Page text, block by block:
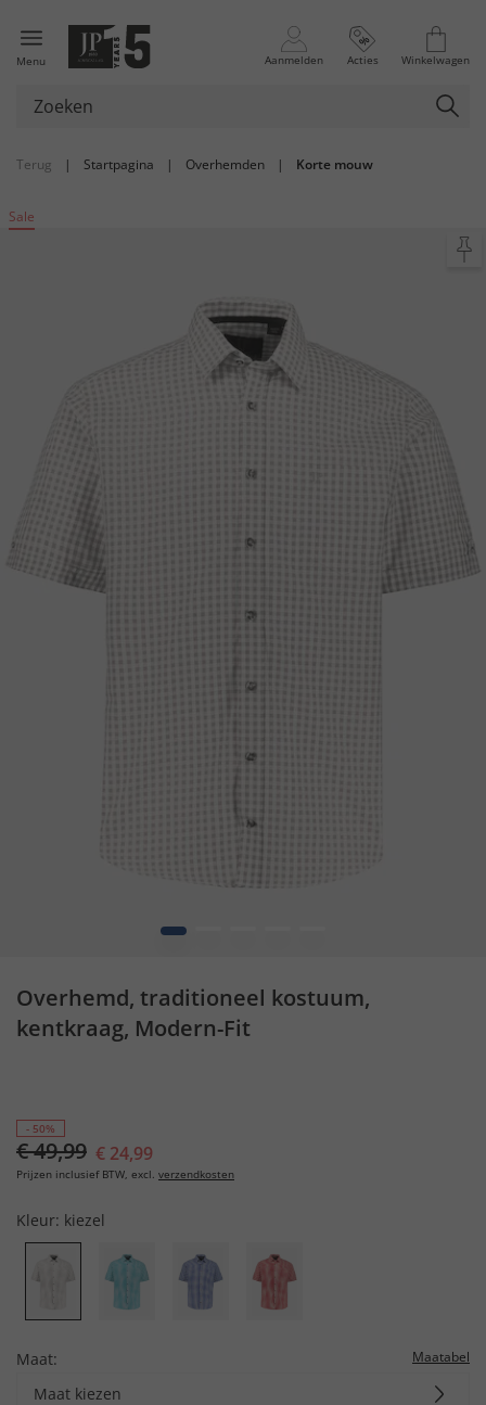
Menu Aanmelden Acties Winkelwagen
Terug | Startpagina | Overhemden | Korte mouw
Sale
1
Overhemd, traditioneel kostuum,
kentkraag, Modern-Fit
- 50%
€ 49,99 € 24,99
Prijzen inclusief BTW, excl. verzendkosten
Kleur: kiezel
Maat: Maatabel
Maat kiezen